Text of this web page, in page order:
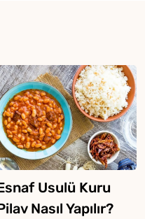
Usulü Kuru
Nasıl Yapılır?